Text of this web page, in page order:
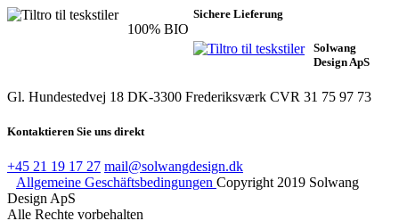
100% BIO
Sichere Lieferung
Solwang
Design ApS
Gl. Hundestedvej 18 DK-3300 Frederiksværk CVR 31 75 97 73
Kontaktieren Sie uns direkt
+45 21 19 17 27 mail@solwangdesign.dk
Allgemeine Geschäftsbedingungen Copyright 2019 Solwang
Design ApS
Alle Rechte vorbehalten